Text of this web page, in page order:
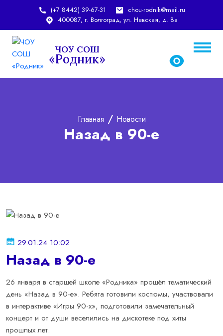
(+7 8442) 39-67-31 chou-rodnik@mail.ru
400087, г. Волгоград, ул. Невская, д. 8а
ЧОУ СОШ
«Родник»
Главная Новости
Назад в 90-е
29.01.24 10:02
Назад в 90-е
26 января в старшей школе «Родника» прошёл тематический
день «Назад в 90-е». Ребята готовили костюмы, участвовали
в интерактиве «Игры 90-х», подготовили замечательный
концерт и от души веселились на дискотеке под хиты
прошлых лет.